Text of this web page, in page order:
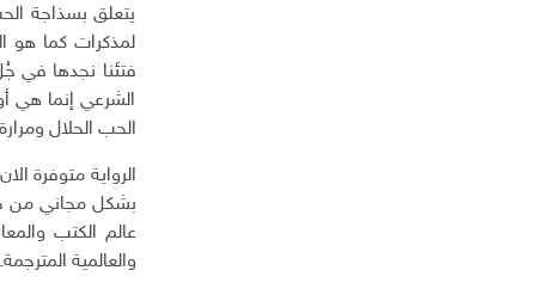
يتعلق بسذاجة
لمذكرات كما هو
فتئنا نجدها في
الشرعي إنما هي
الحب الحلال
الرواية متوفرة
بشكل مجاني من
عالم الكتب
والعالمية المترجمة.